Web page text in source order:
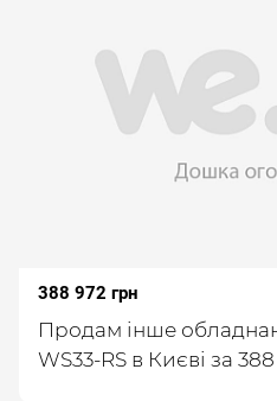
388 972 грн
Продам інше
WS33-RS в Києві за